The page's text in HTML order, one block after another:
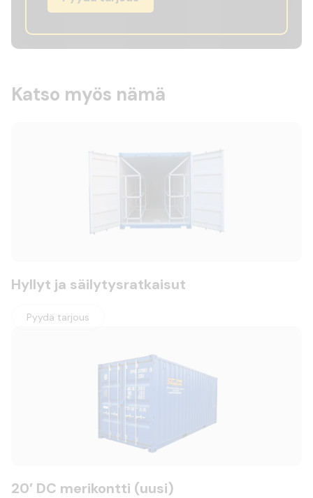
Katso myös nämä
Hyllyt ja säilytysratkaisut
Pyydä tarjous
20′ DC merikontti (uusi)